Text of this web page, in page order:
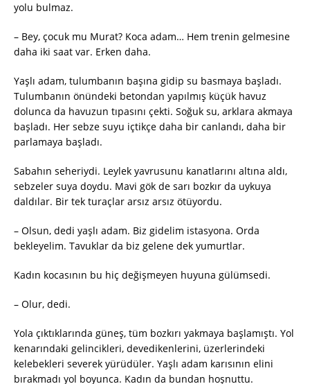
yolu bulmaz.
– Bey, çocuk mu Murat? Koca adam… Hem trenin gelmesine
daha iki saat var. Erken daha.
Yaşlı adam, tulumbanın başına gidip su basmaya başladı.
Tulumbanın önündeki betondan yapılmış küçük havuz
dolunca da havuzun tıpasını çekti. Soğuk su, arklara akmaya
başladı. Her sebze suyu içtikçe daha bir canlandı, daha bir
parlamaya başladı.
Sabahın seheriydi. Leylek yavrusunu kanatlarını altına aldı,
sebzeler suya doydu. Mavi gök de sarı bozkır da uykuya
daldılar. Bir tek turaçlar arsız arsız ötüyordu.
– Olsun, dedi yaşlı adam. Biz gidelim istasyona. Orda
bekleyelim. Tavuklar da biz gelene dek yumurtlar.
Kadın kocasının bu hiç değişmeyen huyuna gülümsedi.
– Olur, dedi.
Yola çıktıklarında güneş, tüm bozkırı yakmaya başlamıştı. Yol
kenarındaki gelincikleri, devedikenlerini, üzerlerindeki
kelebekleri severek yürüdüler. Yaşlı adam karısının elini
bırakmadı yol boyunca. Kadın da bundan hoşnuttu.